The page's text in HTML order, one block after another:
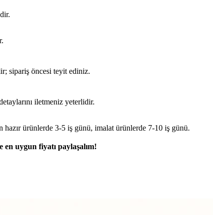
sipariş öncesi teyit ediniz.
iletmeniz yeterlidir.
hazır ürünlerde 3-5 iş günü, imalat ürünlerde 7-10 iş günü.
en uygun fiyatı paylaşalım!